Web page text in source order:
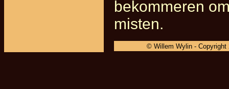
bekommeren
misten.
© Willem Wylin - Copyright